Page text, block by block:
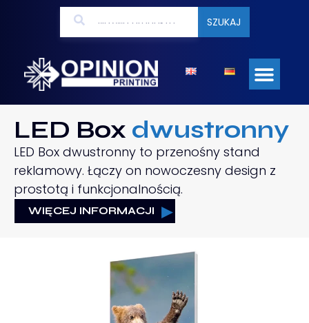
SZUKAJ
LED Box dwustronny
LED Box dwustronny to przenośny stand
reklamowy. Łączy on nowoczesny design z
prostotą i funkcjonalnością.
WIĘCEJ INFORMACJI